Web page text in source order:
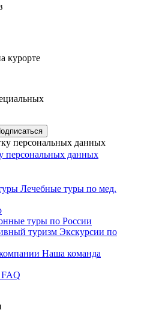
курорте
персональных данных
персональных данных
Лечебные туры по мед.
туры по России
туризм Экскурсии по
Наша команда
FAQ